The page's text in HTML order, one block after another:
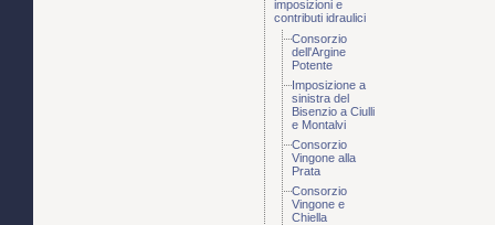
imposizioni e
contributi idraulici
Consorzio
dell'Argine
Potente
Imposizione a
sinistra del
Bisenzio a Ciulli
e Montalvi
Consorzio
Vingone alla
Prata
Consorzio
Vingone e
Chiella